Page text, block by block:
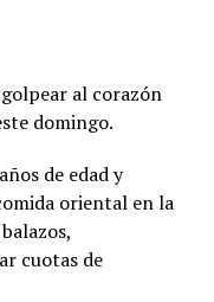
al corazón
domingo.
de edad y
oriental en la
cuotas de